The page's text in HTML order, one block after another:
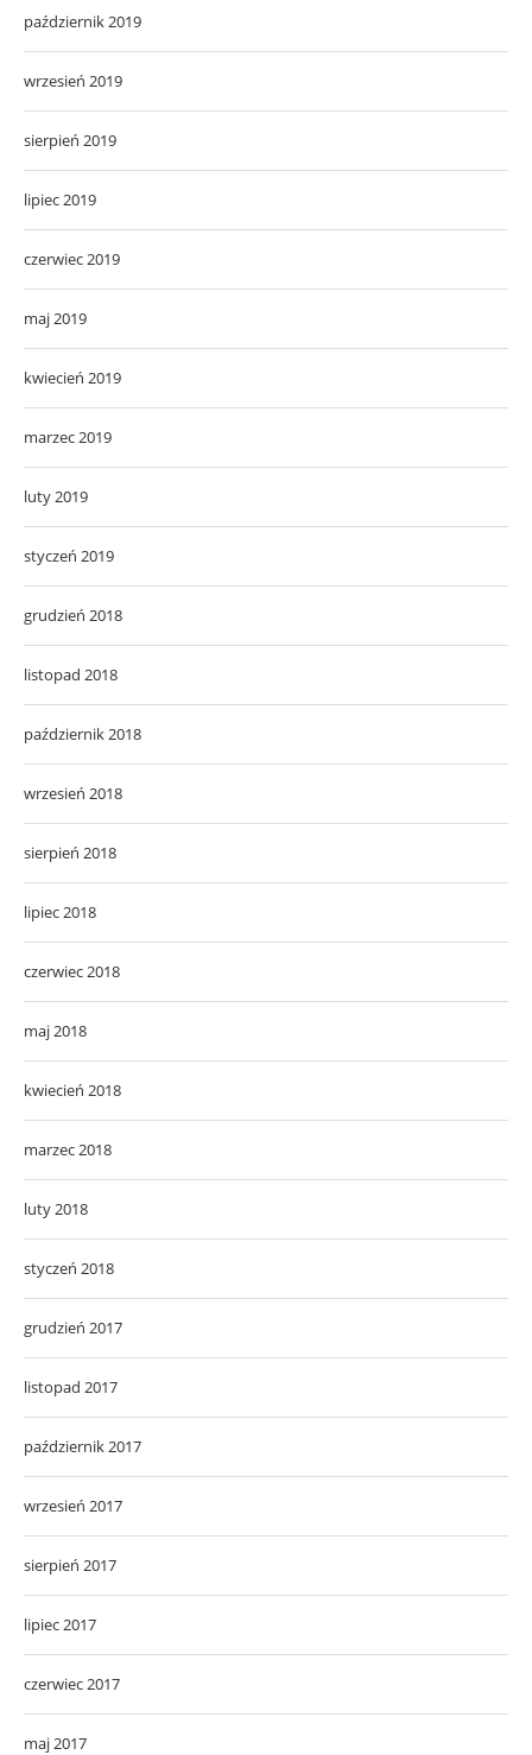
październik 2019
wrzesień 2019
sierpień 2019
lipiec 2019
czerwiec 2019
maj 2019
kwiecień 2019
marzec 2019
luty 2019
styczeń 2019
grudzień 2018
listopad 2018
październik 2018
wrzesień 2018
sierpień 2018
lipiec 2018
czerwiec 2018
maj 2018
kwiecień 2018
marzec 2018
luty 2018
styczeń 2018
grudzień 2017
listopad 2017
październik 2017
wrzesień 2017
sierpień 2017
lipiec 2017
czerwiec 2017
maj 2017